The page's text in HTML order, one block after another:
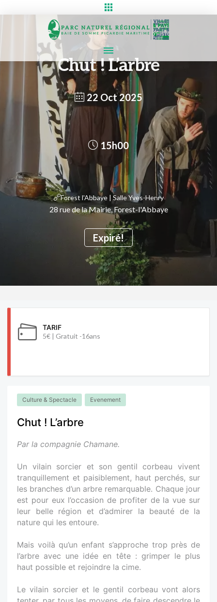
Chut ! L’arbre
22 Oct 2025
Expiré!
15h00
Forest l'Abbaye | Salle Yves-Henry
28 rue de la Mairie, Forest-l'Abbaye
TARIF
5€ | Gratuit -16ans
Culture & Spectacle Evenement
Chut ! L’arbre
Par la compagnie Chamane.
Un vilain sorcier et son gentil corbeau vivent
tranquillement et paisiblement, haut perchés, sur
les branches d’un arbre remarquable. Chaque jour
est pour eux l’occasion de profiter de la vue sur
leur belle région et d’admirer la beauté de la
nature qui les entoure.
Mais voilà qu’un enfant s’approche trop près de
l’arbre avec une idée en tête : grimper le plus
haut possible et rejoindre la cime.
Le vilain sorcier et le gentil corbeau vont alors